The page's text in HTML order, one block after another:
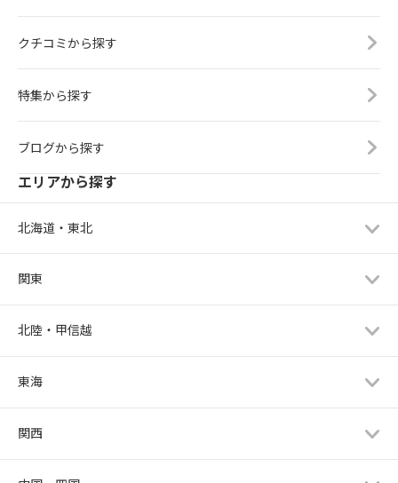
クチコミから探す
特集から探す
ブログから探す
エリアから探す
北海道・東北
関東
北陸・甲信越
東海
関西